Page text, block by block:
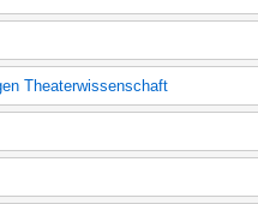
Theaterwissenschaft